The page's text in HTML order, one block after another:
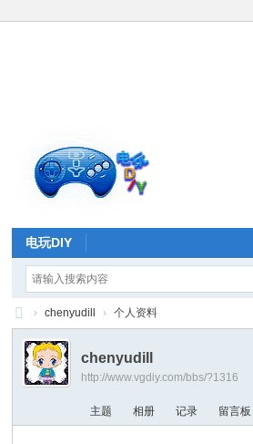
电玩DIY
电
玩
› chenyudill › 个人资料
chenyudill
http://www.vgdiy.com/bbs/?1316
主题 相册 记录 留言板